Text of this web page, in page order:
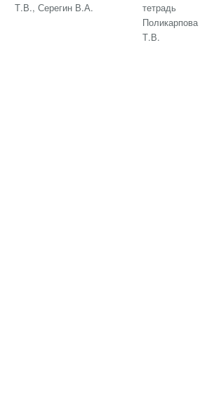
Т.В., Серегин В.А.